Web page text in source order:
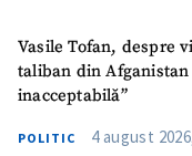
Vasile Tofan, despre
taliban din
inacceptabilă”
POLITIC 4 august